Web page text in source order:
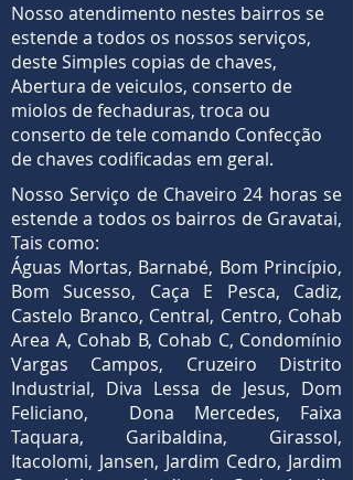
Nosso atendimento nestes bairros se
estende a todos os nossos serviços,
deste Simples copias de chaves,
Abertura de veiculos, conserto de
miolos de fechaduras, troca ou
conserto de tele comando Confecção
de chaves codificadas em geral.
Nosso Serviço de Chaveiro 24 horas se
estende a todos os bairros de Gravatai,
Tais como:
Águas Mortas, Barnabé, Bom Princípio,
Bom Sucesso, Caça E Pesca, Cadiz,
Castelo Branco, Central, Centro, Cohab
Area A, Cohab B, Cohab C, Condomínio
Vargas Campos, Cruzeiro Distrito
Industrial, Diva Lessa de Jesus, Dom
Feliciano, Dona Mercedes, Faixa
Taquara, Garibaldina, Girassol,
Itacolomi, Jansen, Jardim Cedro, Jardim